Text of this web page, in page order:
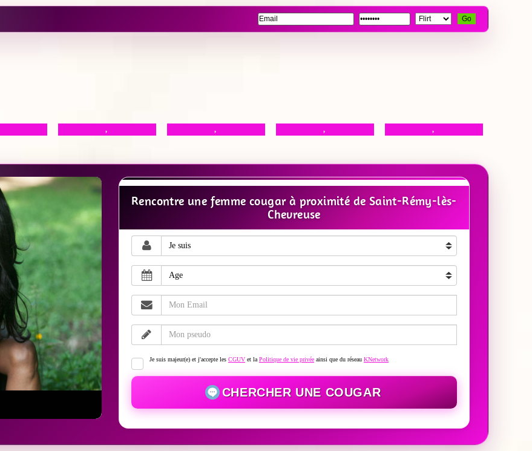
Go
, , , ,
Rencontre une femme cougar à proximité de Saint-Rémy-lès-
Chevreuse
Je suis majeur(e) et j'accepte les CGUV et la Politique de vie privée ainsi que du réseau KNetwork
CHERCHER UNE COUGAR